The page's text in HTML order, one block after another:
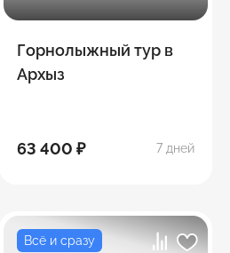
Горнолыжный тур в
Архыз
63 400 ₽ 7 дней
Всё и сразу